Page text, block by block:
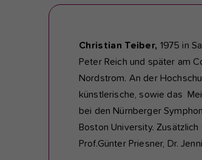
Christian Teiber, 1975 in
Peter Reich und später am
Nordstrom. An der
künstlerische, sowie das
bei den Nürnberger
Boston University.
Prof.Günter Priesner, Dr.